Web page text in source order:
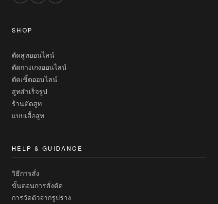
SHOP
ตัดสูทออนไลน์
ตัดกางเกงออนไลน์
ตัดเชิ้ตออนไลน์
สูทสำเร็จรูป
ร้านตัดสูท
แบบเสื้อสูท
HELP & GUIDANCE
วิธีการสั่ง
ขั้นตอนการสั่งตัด
การวัดตัวจากรูปร่าง